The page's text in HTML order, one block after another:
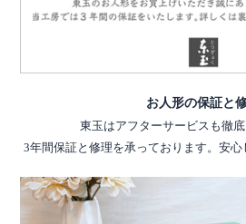
お人形の保証と
東玉はアフターサービスも徹底
3年間保証と修理を承っております。安心